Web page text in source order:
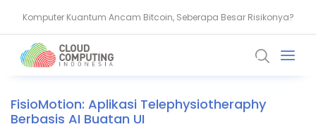
Komputer Kuantum Ancam Bitcoin, Seberapa Besar Risikonya?
AMD Gandeng Core Scientific Bangun Infrastruktur AI Raksasa
FisioMotion: Aplikasi Telephysiotheraphy
Berbasis AI Buatan UI